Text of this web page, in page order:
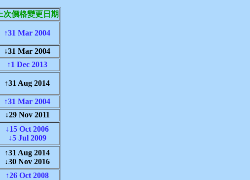
上次價格變更日期
↑31 Mar 2004
↓31 Mar 2004
↑1 Dec 2013
↑31 Aug 2014
↑31 Mar 2004
↓29 Nov 2011
↓15 Oct 2006
↓5 Jul 2009
↑31 Aug 2014
↓30 Nov 2016
↑26 Oct 2008